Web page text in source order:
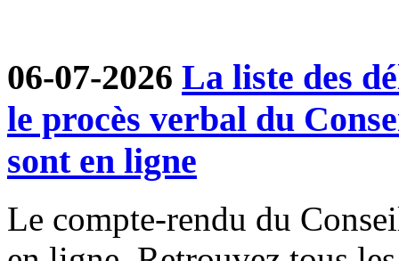
06-07-2026 La liste des
le procès verbal du
sont en ligne
Le compte-rendu du